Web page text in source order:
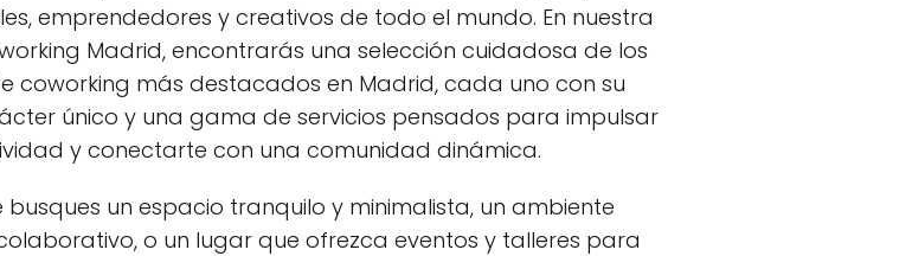
emprendedores y creativos de todo el mundo. En nuestra
Madrid, encontrarás una selección cuidadosa de los
coworking más destacados en Madrid, cada uno con su
único y una gama de servicios pensados para impulsar
y conectarte con una comunidad dinámica.
busques un espacio tranquilo y minimalista, un ambiente
o un lugar que ofrezca eventos y talleres para